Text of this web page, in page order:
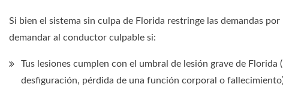
Si bien el sistema sin culpa de Florida restringe las demandas
demandar al conductor culpable si:
Tus lesiones cumplen con el umbral de lesión grave de
desfiguración, pérdida de una función corporal o